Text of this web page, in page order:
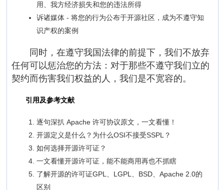
用、我方经济损失和您的违法所得
诉诸媒体 - 将您的行为公布于开源社区，成为不遵守知
识产权的案例
同时，在遵守我国法律的前提下，我们不放弃
任何可以惩治您的方法：对于那些不遵守我们立的
契约而伤害我们权益的人，我们是不宽容的。
引用及参考文献
逐句深扒 Apache 许可协议原文，一文看懂！
开源定义是什么？为什么OSI不接受SSPL？
如何选择开源许可证？
一文看懂开源许可证，能不能商用再也不抓瞎
了解开源的许可证GPL、LGPL、BSD、Apache 2.0的
区别